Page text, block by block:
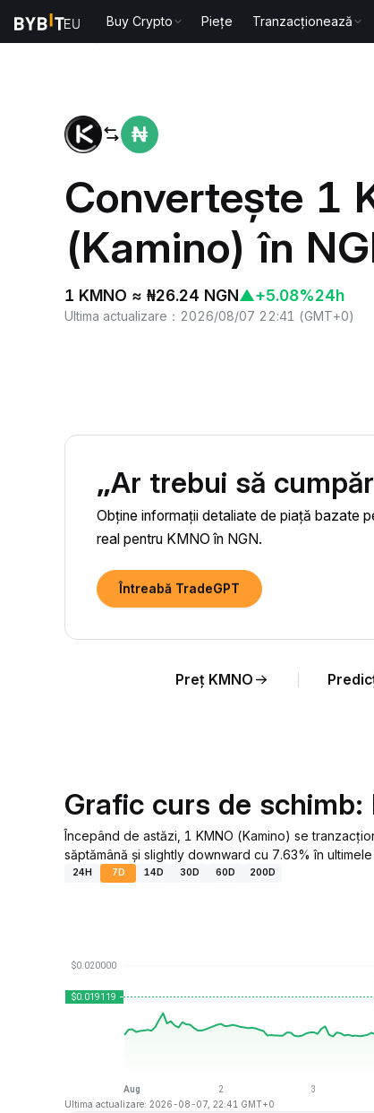
Buy Crypto Piețe Tranzacționează
Convertește 1
(Kamino) în
1 KMNO ≈ ₦26.24 NGN▲+5.08%24h
Ultima actualizare ： 2026/08/07 22:41 (GMT+0)
„Ar trebui să
Obține informații detaliate de piață bazate
real pentru KMNO în NGN.
Întreabă TradeGPT
Preț KMNO
Grafic curs de schimb:
Începând de astăzi, 1 KMNO (Kamino) se
săptămână și slightly downward cu 7.63% în
24H 7D 14D 30D 60D 200D
Ultima actualizare: 2026-08-07, 22:41 GMT+0